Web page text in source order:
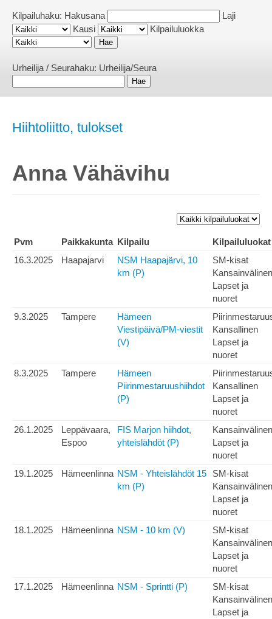
Kilpailuhaku: Hakusana
Laji
Kausi
Kilpailuluokka
Urheilija / Seurahaku: Urheilija/Seura
Hiihtoliitto, tulokset
Anna Vähävihu
Pvm Paikkakunta Kilpailu
Kilpailuluokat
16.3.2025
Haapajarvi
NSM Haapajärvi, 10
km (P)
SM-kisat
Kansainvälinen
Lapset ja
nuoret
9.3.2025
Tampere
Hämeen
Viestipäivä/PM-viestit
(V)
Kansallinen
Lapset ja
nuoret
8.3.2025
Tampere
Hämeen
Piirinmestaruushiihdot
(P)
Kansallinen
Lapset ja
nuoret
26.1.2025
Leppävaara,
Espoo
FIS Marjon hiihdot,
yhteislähdöt (P)
Kansainvälinen
Lapset ja
nuoret
19.1.2025
Hämeenlinna NSM - Yhteislähdöt 15
km (P)
SM-kisat
Kansainvälinen
Lapset ja
nuoret
18.1.2025
Hämeenlinna NSM - 10 km (V)
SM-kisat
Kansainvälinen
Lapset ja
nuoret
17.1.2025
Hämeenlinna NSM - Sprintti (P)
SM-kisat
Kansainvälinen
Lapset ja